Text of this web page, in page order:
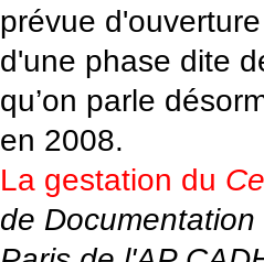
prévue
d'une phase dite
qu’on parle
en 2008.
La gestation du
de